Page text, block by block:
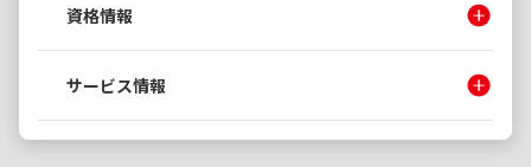
資格情報
サービス情報